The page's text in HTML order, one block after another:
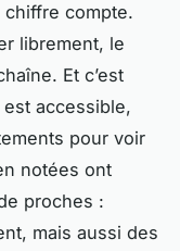
compte.
librement, le
Et c’est
est accessible,
pour voir
notées ont
proches :
mais aussi des